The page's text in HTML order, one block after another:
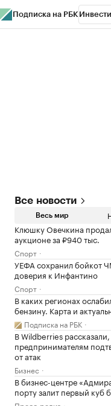
Подписка на РБК
Все новости
Весь мир
Клюшку Овечкина
аукционе за ₽940 тыс.
Спорт
УЕФА сохранил бойкот
доверия к Инфантино
Спорт
В каких регионах
бензину. Карта и
Подписка на РБК
В Wildberries рассказали,
предпринимателям
от атак
Бизнес
В бизнес-центре
порту залит первый куб